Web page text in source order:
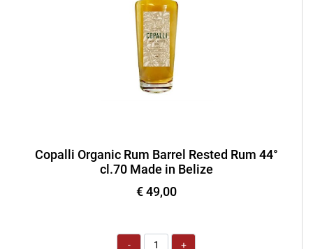
Copalli Organic Rum Barrel Rested Rum 44°
cl.70 Made in Belize
€ 49,00
Quantità